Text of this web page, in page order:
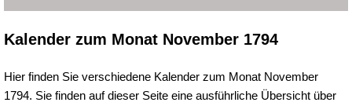
Kalender zum Monat November 1794
Hier finden Sie verschiedene Kalender zum Monat November
1794. Sie finden auf dieser Seite eine ausführliche Übersicht über